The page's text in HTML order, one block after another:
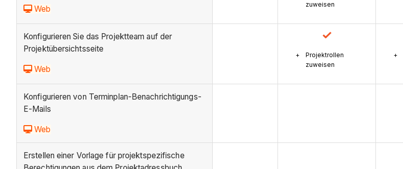
Web
zuweisen
Konfigurieren Sie das Projektteam auf der
Projektübersichtsseite
Web
Projektrollen
zuweisen
Konfigurieren von Terminplan-Benachrichtigungs-
E-Mails
Web
Erstellen einer Vorlage für projektspezifische